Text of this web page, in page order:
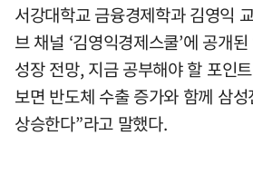
서강대학교 금융경제학과 김영익
브 채널 ‘김영익경제스쿨’에 공개
성장 전망, 지금 공부해야 할 포인
보면 반도체 수출 증가와 함께 삼
상승한다”라고 말했다.